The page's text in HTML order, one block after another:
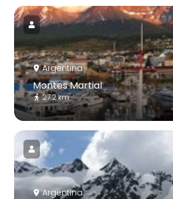
Argentina
Montes Martial
27.2 km
Argentina